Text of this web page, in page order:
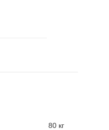
80 кг